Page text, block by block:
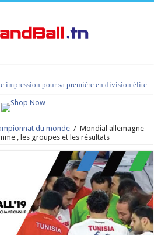
impression pour sa première en division élite
du monde / Mondial allemagne
, les groupes et les résultats